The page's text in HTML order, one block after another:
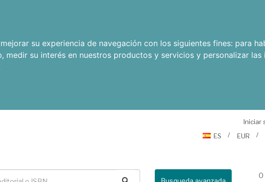
su experiencia de navegación con los siguientes fines: para
, medir su interés en nuestros productos y servicios y personalizar las
Iniciar
ES
EUR
0